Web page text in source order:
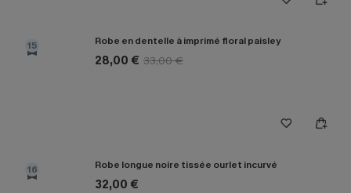
15 Robe en dentelle à imprimé floral paisley
28,00 € 33,00 €
16 Robe longue noire tissée ourlet incurvé
32,00 €